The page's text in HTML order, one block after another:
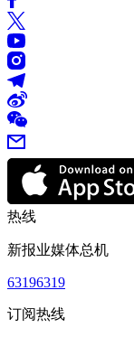
热线
新报业媒体总机
63196319
订阅热线